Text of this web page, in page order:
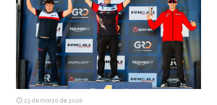
23 de marzo de 2026